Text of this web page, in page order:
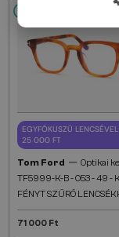
EGYFÓKUSZÚ
25 000 FT
Tom Ford — Optikai
TF5999-K-B - 053 - 49 -
FÉNYT SZŰRŐ
71 000 Ft